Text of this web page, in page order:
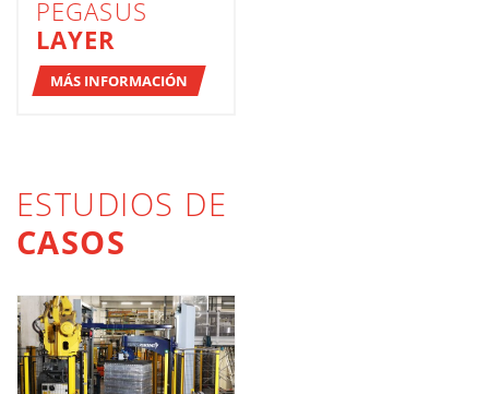
PEGASUS
LAYER
MÁS INFORMACIÓN
ESTUDIOS DE
CASOS